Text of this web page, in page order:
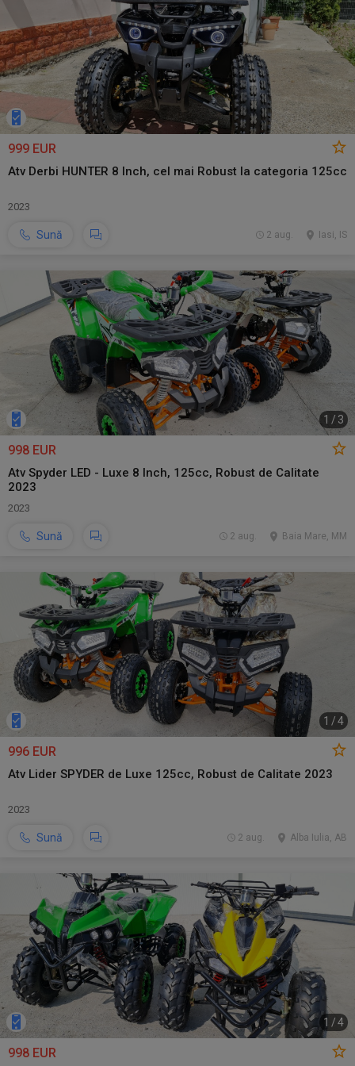
999 EUR
Atv Derbi HUNTER 8 Inch, cel mai Robust la categoria 125cc
2023
Sună Iasi, IS
2 aug.
1 / 3
998 EUR
Atv Spyder LED - Luxe 8 Inch, 125cc, Robust de Calitate
2023
2023
Sună Baia Mare, MM
2 aug.
1 /4
996 EUR
Atv Lider SPYDER de Luxe 125cc, Robust de Calitate 2023
2023
Sună Alba Iulia, AB
2 aug.
1 /4
998 EUR